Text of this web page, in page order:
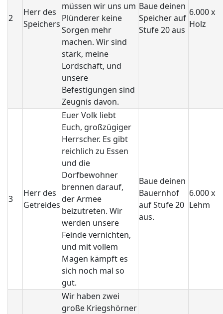
2
Herr des
Speichers
müssen wir uns um
Plünderer keine
Sorgen mehr
machen. Wir sind
stark, meine
Lordschaft, und
unsere
Befestigungen sind
Zeugnis davon.
Baue deinen
Speicher auf
Stufe 20 aus
6.000 x
Holz
3
Herr des
Getreides
Euer Volk liebt
Euch, großzügiger
Herrscher. Es gibt
reichlich zu Essen
und die
Dorfbewohner
brennen darauf,
der Armee
beizutreten. Wir
werden unsere
Feinde vernichten,
und mit vollem
Magen kämpft es
sich noch mal so
gut.
Baue deinen
Bauernhof
auf Stufe 20
aus.
6.000 x
Lehm
Wir haben zwei
große Kriegshörner